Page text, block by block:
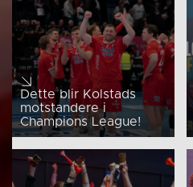
Dette blir Kolstads
motstandere i
Champions League!